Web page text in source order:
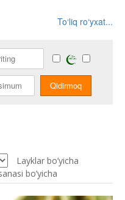
To‘liq ro‘yxat...
Layklar bo’yicha
bo’yicha